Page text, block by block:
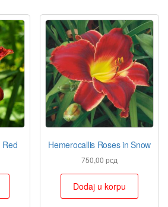
Red Hemerocallis Roses in Snow
750,00рсд
Dodaj u korpu